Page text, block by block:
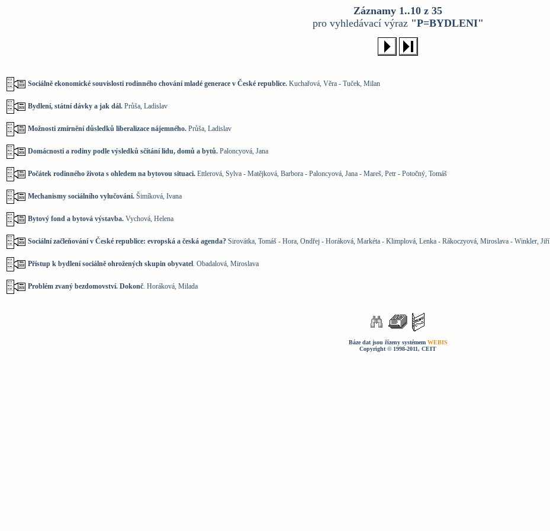
Záznamy 1..10 z 35
pro vyhledávací výraz "P=BYDLENI"
Sociálně ekonomické souvislosti rodinného chování mladé generace v České republice. Kuchařová, Věra - Tuček, Milan
Bydlení, státní dávky a jak dál. Průša, Ladislav
Možnosti zmírnění důsledků liberalizace nájemného. Průša, Ladislav
Domácnosti a rodiny podle výsledků sčítání lidu, domů a bytů. Paloncyová, Jana
Počátek rodinného života s ohledem na bytovou situaci. Ettlerová, Sylva - Matějková, Barbora - Paloncyová, Jana - Mareš, Petr - Potočný, Tomáš
Mechanismy sociálního vylučování. Šimíková, Ivana
Bytový fond a bytová výstavba. Vychová, Helena
Sociální začleňování v České republice: evropská a česká agenda? Sirovátka, Tomáš - Hora, Ondřej - Horáková, Markéta - Klimplová, Lenka - Rákoczyová, Miroslava - Winkler, Jiří
Přístup k bydlení sociálně ohrožených skupin obyvatel. Obadalová, Miroslava
Problém zvaný bezdomovství. Dokonč. Horáková, Milada
Báze dat jsou řízeny systémem WEBIS
Copyright © 1998-2011, CEIT